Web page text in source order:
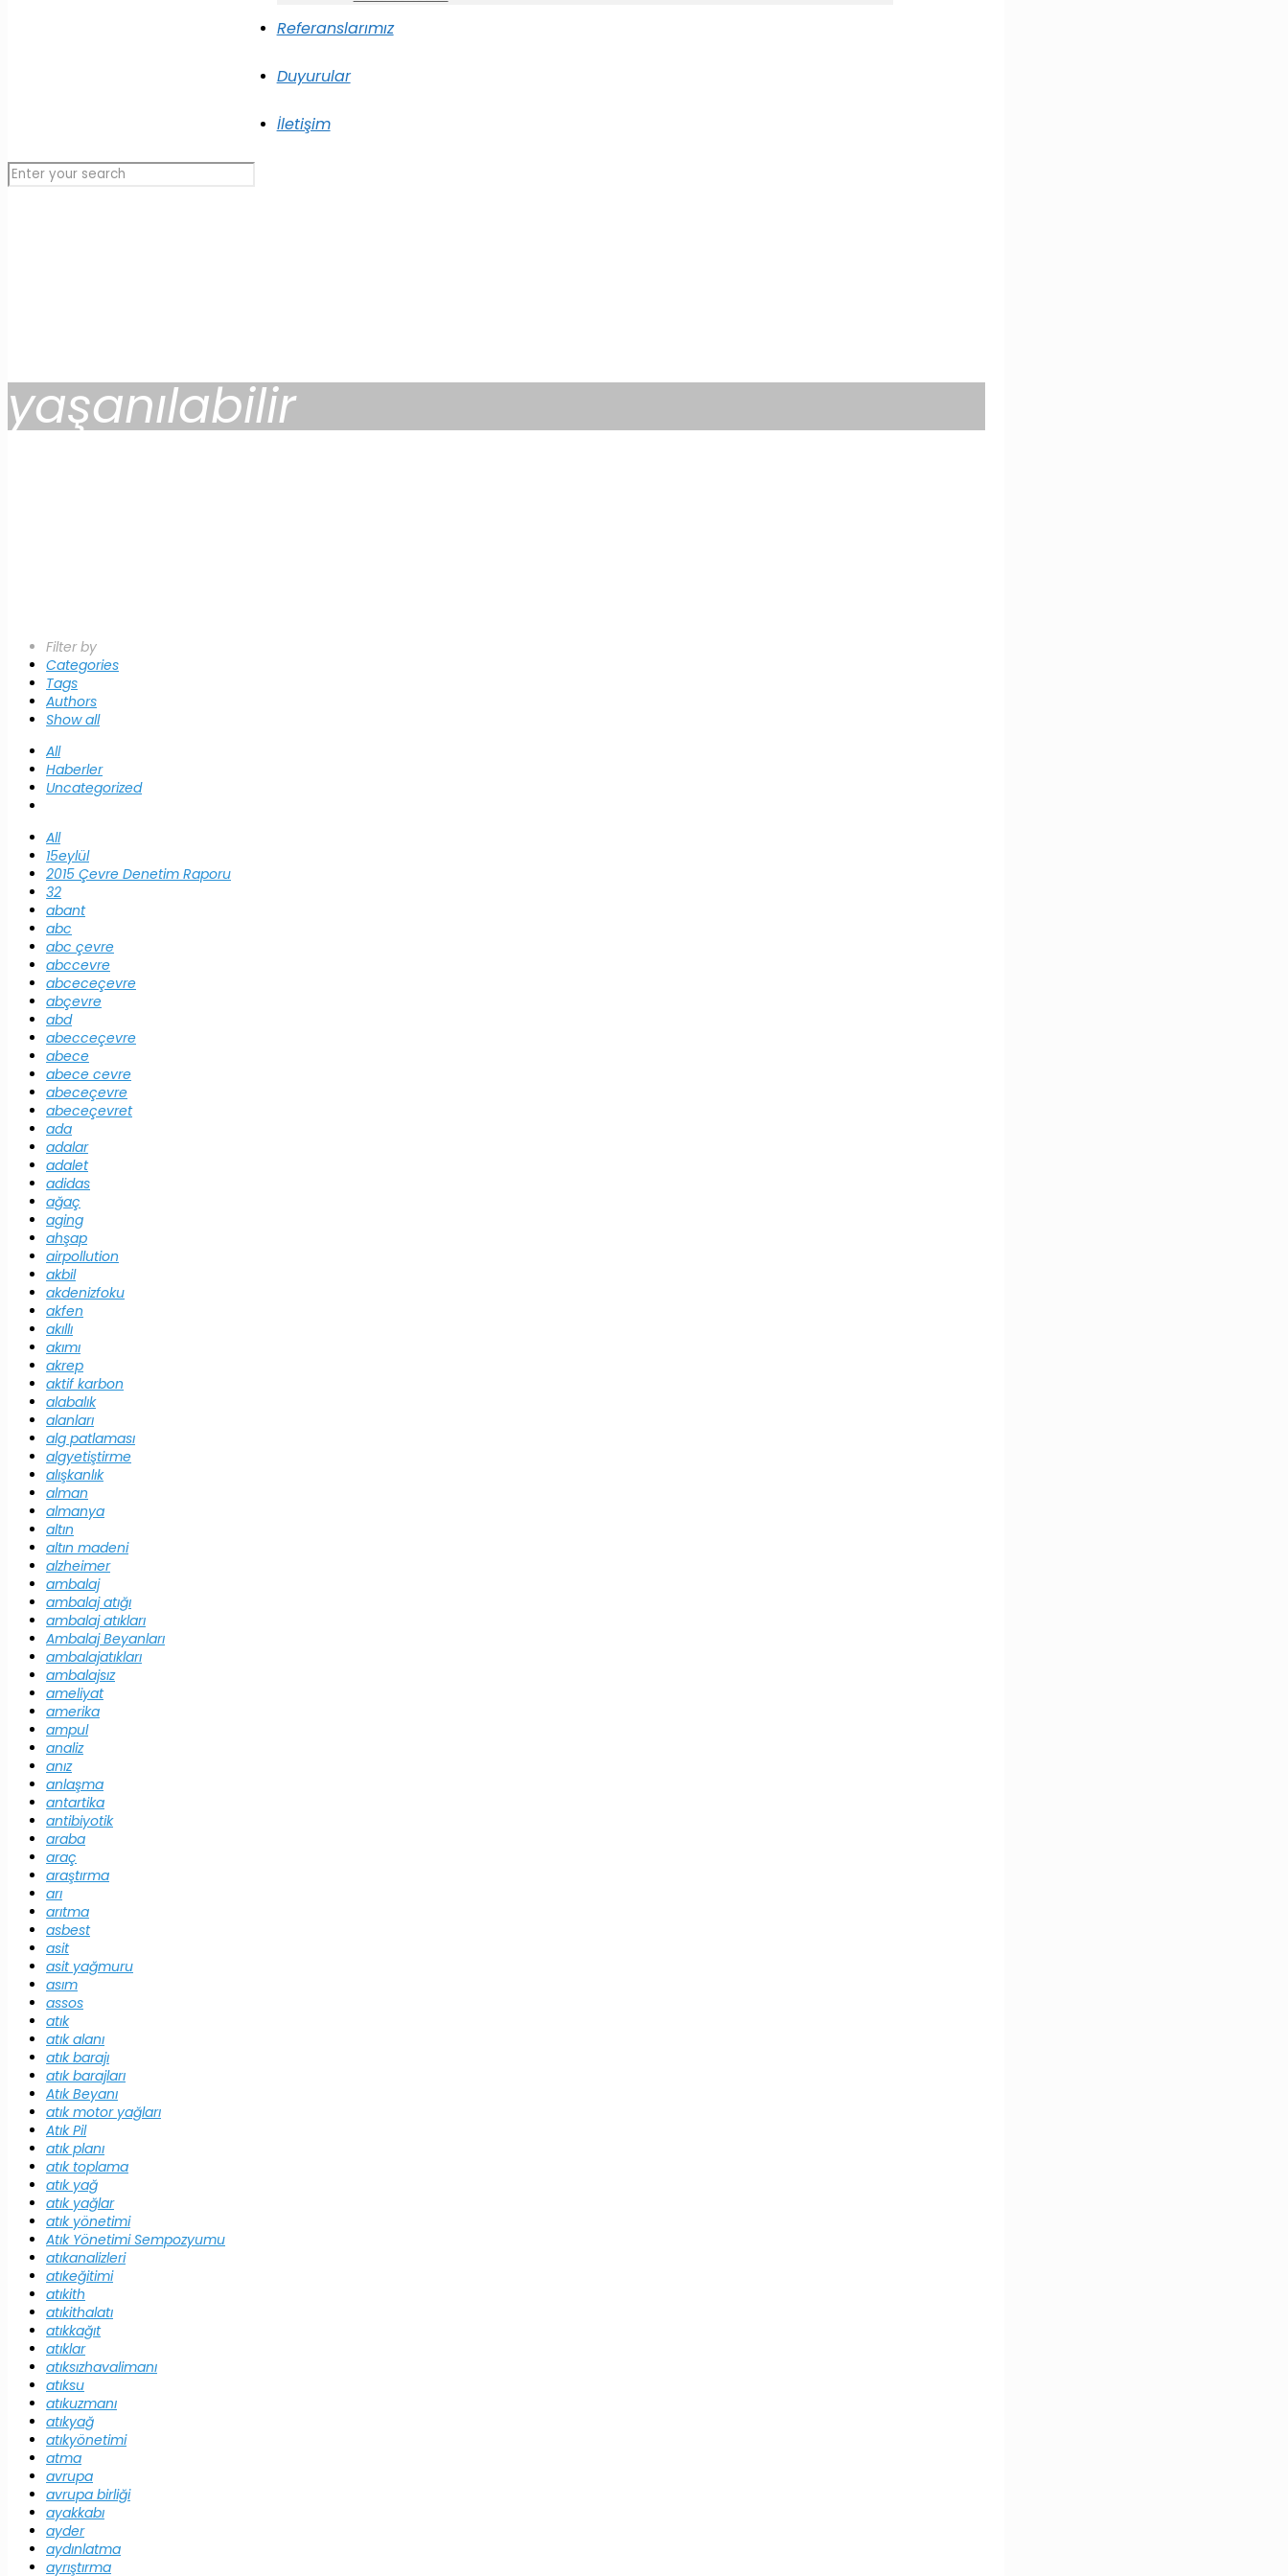
Referanslarımız
Duyurular
İletişim
yaşanılabilir
Filter by
Categories
Tags
Authors
Show all
All
Haberler
Uncategorized
All
15eylül
2015 Çevre Denetim Raporu
32
abant
abc
abc çevre
abccevre
abceceçevre
abçevre
abd
abecceçevre
abece
abece cevre
abeceçevre
abeceçevret
ada
adalar
adalet
adidas
ağaç
aging
ahşap
airpollution
akbil
akdenizfoku
akfen
akıllı
akımı
akrep
aktif karbon
alabalık
alanları
alg patlaması
algyetiştirme
alışkanlık
alman
almanya
altın
altın madeni
alzheimer
ambalaj
ambalaj atığı
ambalaj atıkları
Ambalaj Beyanları
ambalajatıkları
ambalajsız
ameliyat
amerika
ampul
analiz
anız
anlaşma
antartika
antibiyotik
araba
araç
araştırma
arı
arıtma
asbest
asit
asit yağmuru
asım
assos
atık
atık alanı
atık barajı
atık barajları
Atık Beyanı
atık motor yağları
Atık Pil
atık planı
atık toplama
atık yağ
atık yağlar
atık yönetimi
Atık Yönetimi Sempozyumu
atıkanalizleri
atıkeğitimi
atıkith
atıkithalatı
atıkkağıt
atıklar
atıksızhavalimanı
atıksu
atıkuzmanı
atıkyağ
atıkyönetimi
atma
avrupa
avrupa birliği
ayakkabı
ayder
aydınlatma
ayrıştırma